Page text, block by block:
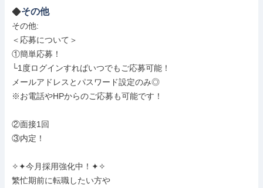
その他
その他:
＜応募について＞
①簡単応募！
└1度ログインすればいつでもご応募可能！
メールアドレスとパスワード設定のみ◎
※お電話やHPからのご応募も可能です！
②面接1回
③内定！
✧✦今月採用強化中！✦✧
繁忙期前に転職したい方や